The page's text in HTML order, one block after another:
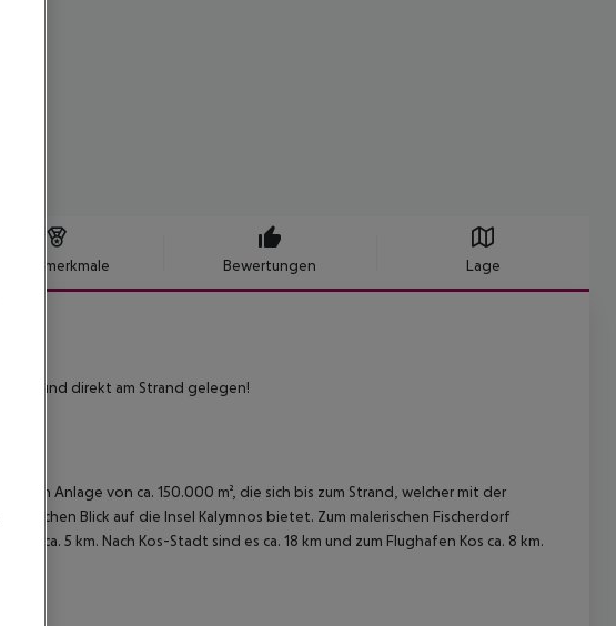
Hotelmerkmale Bewertungen Lage
und direkt am Strand gelegen!
Anlage von ca. 150.000 m², die sich bis zum Strand, welcher mit der
Blick auf die Insel Kalymnos bietet. Zum malerischen Fischerdorf
ca. 5 km. Nach Kos-Stadt sind es ca. 18 km und zum Flughafen Kos ca. 8 km.